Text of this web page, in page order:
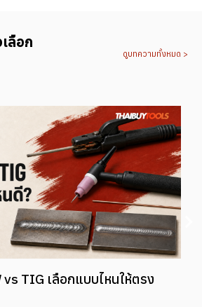
ลือก
ดูบทความทั้งหมด >
vs TIG เลือกแบบไหนให้ตรง